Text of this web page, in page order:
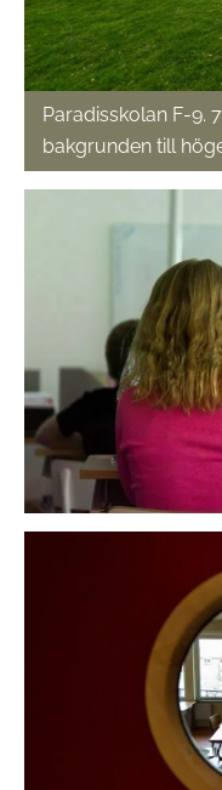
Paradisskolan F-9.
bakgrunden till